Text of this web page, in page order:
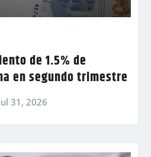
de 1.5% de
en segundo trimestre
31, 2026